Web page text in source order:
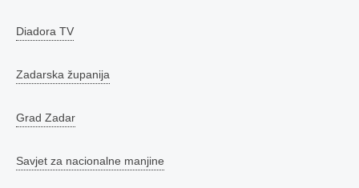
Diadora TV
Zadarska županija
Grad Zadar
Savjet za nacionalne manjine